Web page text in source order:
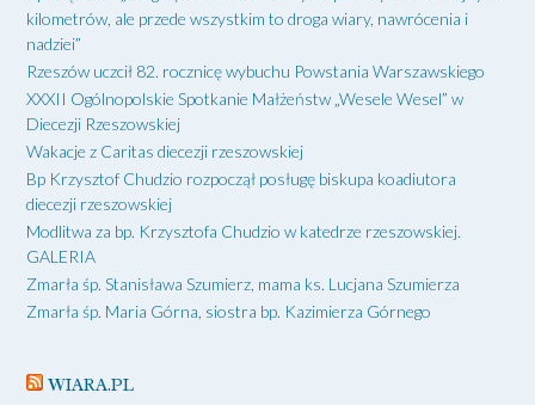
kilometrów, ale przede wszystkim to droga wiary, nawrócenia i
nadziei”
Rzeszów uczcił 82. rocznicę wybuchu Powstania Warszawskiego
XXXII Ogólnopolskie Spotkanie Małżeństw „Wesele Wesel” w
Diecezji Rzeszowskiej
Wakacje z Caritas diecezji rzeszowskiej
Bp Krzysztof Chudzio rozpoczął posługę biskupa koadiutora
diecezji rzeszowskiej
Modlitwa za bp. Krzysztofa Chudzio w katedrze rzeszowskiej.
GALERIA
Zmarła śp. Stanisława Szumierz, mama ks. Lucjana Szumierza
Zmarła śp. Maria Górna, siostra bp. Kazimierza Górnego
WIARA.PL